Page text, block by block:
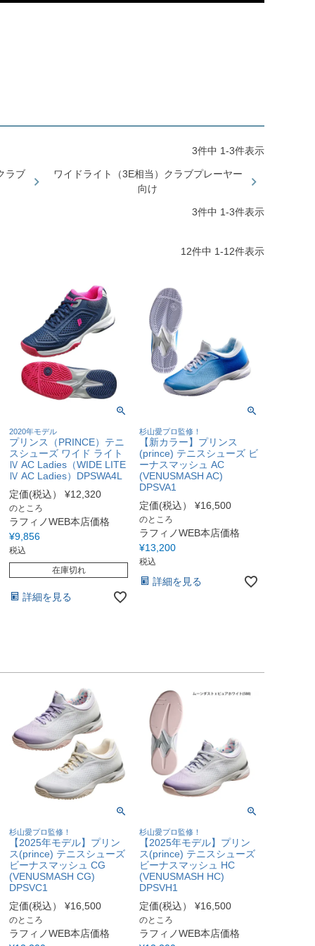
3件中 1-3件表示
ラブ
ワイドライト（3E相当）クラブプレーヤー
向け
3件中 1-3件表示
12件中 1-12件表示
2020年モデル
プリンス（PRINCE）テニ
スシューズ ワイド ライト
Ⅳ AC Ladies（WIDE LITE
Ⅳ AC Ladies）DPSWA4L
定価(税込）
¥12,320
のところ
ラフィノWEB本店価格
¥9,856
税込
在庫切れ
詳細を見る
杉山愛プロ監修！
【新カラー】プリンス
(prince) テニスシューズ ビ
ーナスマッシュ AC
(VENUSMASH AC)
DPSVA1
定価(税込）
¥16,500
のところ
ラフィノWEB本店価格
¥13,200
税込
詳細を見る
杉山愛プロ監修！
【2025年モデル】プリン
ス(prince) テニスシューズ
ビーナスマッシュ CG
(VENUSMASH CG)
DPSVC1
定価(税込）
¥16,500
のところ
ラフィノWEB本店価格
杉山愛プロ監修！
【2025年モデル】プリン
ス(prince) テニスシューズ
ビーナスマッシュ HC
(VENUSMASH HC)
DPSVH1
定価(税込）
¥16,500
のところ
ラフィノWEB本店価格